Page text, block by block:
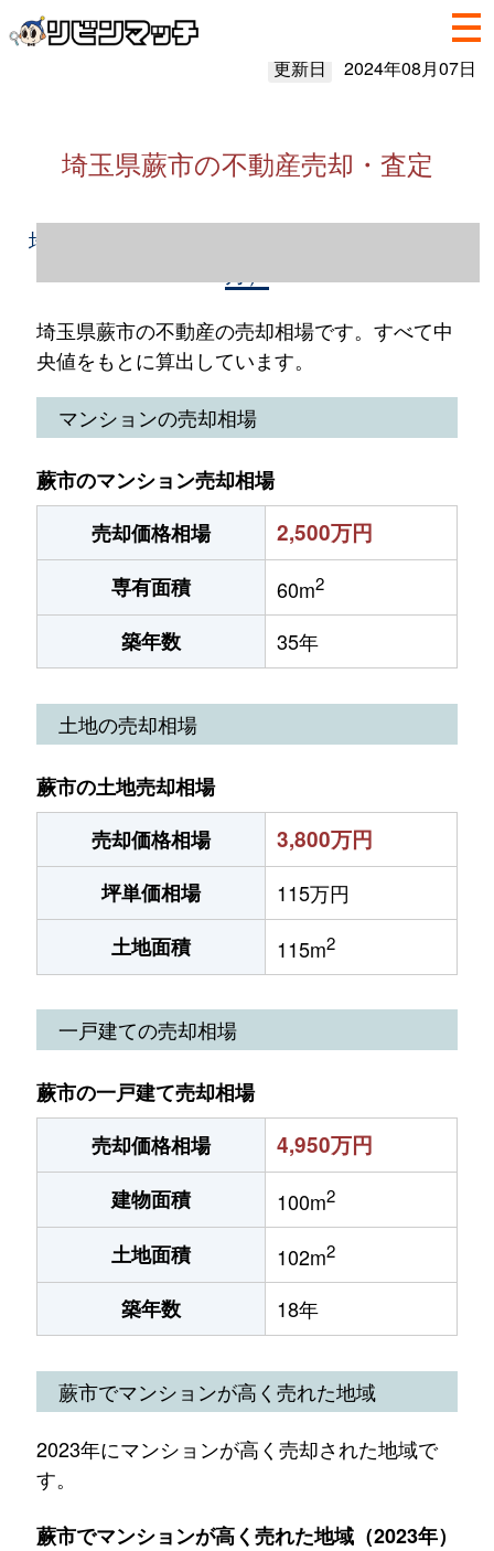
更新日 2024年08月07日
埼玉県蕨市の不動産売却・査定
埼玉県蕨市の不動産売却情報（2023年1～12
埼玉県蕨市の不動産の売却相場です。すべて中
央値をもとに算出しています。
マンションの売却相場
蕨市のマンション売却相場
売却価格相場
2,500万円
専有面積 60m2
築年数 35年
土地の売却相場
蕨市の土地売却相場
売却価格相場
3,800万円
坪単価相場
115万円
土地面積
115m2
一戸建ての売却相場
蕨市の一戸建て売却相場
売却価格相場
4,950万円
建物面積 100m2
土地面積 102m2
築年数 18年
蕨市でマンションが高く売れた地域
2023年にマンションが高く売却された地域で
す。
蕨市でマンションが高く売れた地域（2023年）